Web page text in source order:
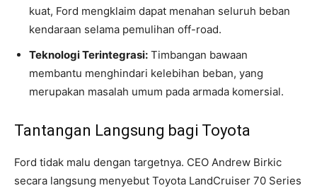
kuat, Ford mengklaim dapat menahan seluruh beban
kendaraan selama pemulihan off-road.
Teknologi Terintegrasi: Timbangan bawaan
membantu menghindari kelebihan beban, yang
merupakan masalah umum pada armada komersial.
Tantangan Langsung bagi Toyota
Ford tidak malu dengan targetnya. CEO Andrew Birkic
secara langsung menyebut Toyota LandCruiser 70 Series